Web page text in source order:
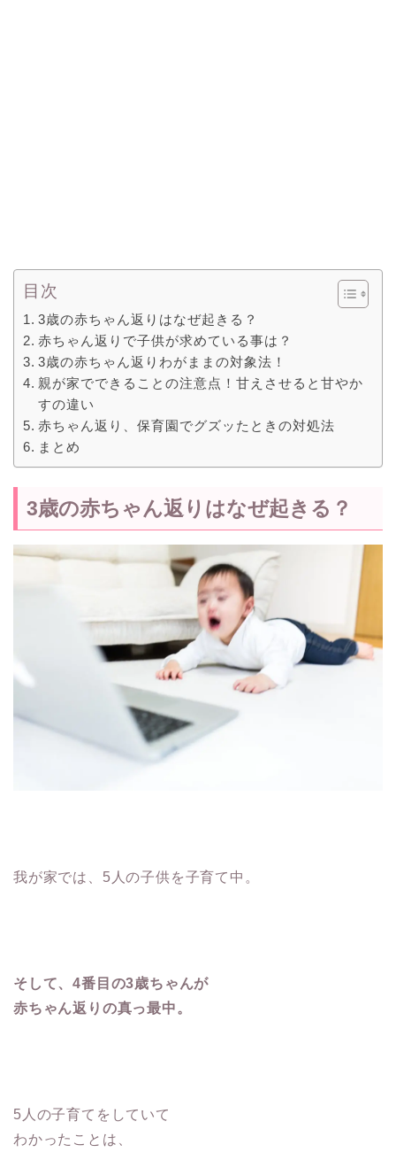
目次
3歳の赤ちゃん返りはなぜ起きる？
赤ちゃん返りで子供が求めている事は？
3歳の赤ちゃん返りわがままの対象法！
親が家でできることの注意点！甘えさせると甘やか
すの違い
赤ちゃん返り、保育園でグズッたときの対処法
まとめ
3歳の赤ちゃん返りはなぜ起きる？
我が家では、5人の子供を子育て中。
そして、4番目の3歳ちゃんが
赤ちゃん返りの真っ最中。
5人の子育てをしていて
わかったことは、